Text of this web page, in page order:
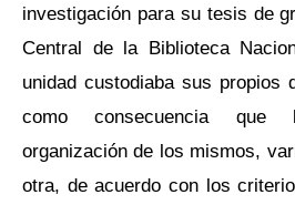
investigación para su tesis de
Central de la Biblioteca
unidad custodiaba sus propios
como consecuencia
organización de los mismos,
otra, de acuerdo con los